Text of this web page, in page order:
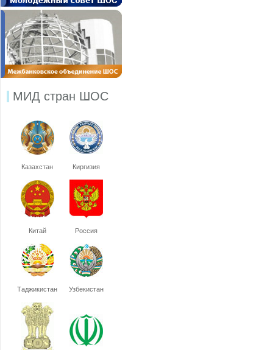
МИД стран ШОС
Казахстан Киргизия
Китай Россия
Таджикистан Узбекистан